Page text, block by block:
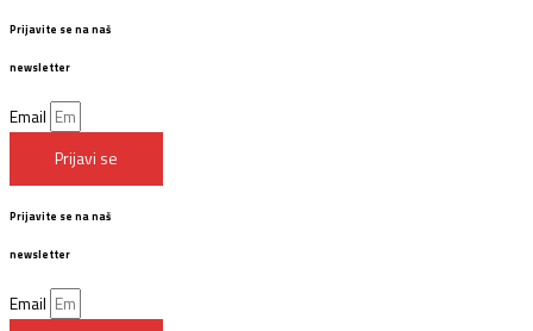
Prijavite se na naš
newsletter
Email
Prijavi se
Prijavite se na naš
newsletter
Email